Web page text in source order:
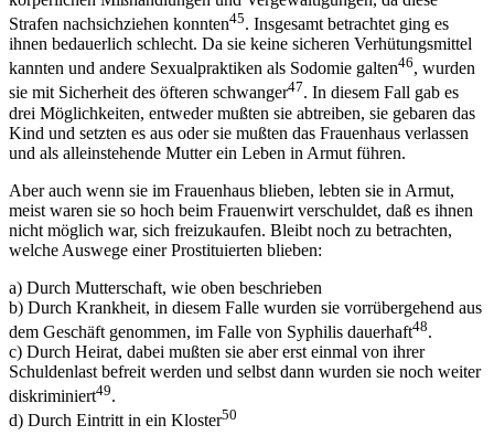
Strafen nachsichziehen konnten45. Insgesamt betrachtet ging es
ihnen bedauerlich schlecht. Da sie keine sicheren Verhütungsmittel
kannten und andere Sexualpraktiken als Sodomie galten46, wurden
sie mit Sicherheit des öfteren schwanger47. In diesem Fall gab es
drei Möglichkeiten, entweder mußten sie abtreiben, sie gebaren das
Kind und setzten es aus oder sie mußten das Frauenhaus verlassen
und als alleinstehende Mutter ein Leben in Armut führen.
Aber auch wenn sie im Frauenhaus blieben, lebten sie in Armut,
meist waren sie so hoch beim Frauenwirt verschuldet, daß es ihnen
nicht möglich war, sich freizukaufen. Bleibt noch zu betrachten,
welche Auswege einer Prostituierten blieben:
a) Durch Mutterschaft, wie oben beschrieben
b) Durch Krankheit, in diesem Falle wurden sie vorrübergehend aus
dem Geschäft genommen, im Falle von Syphilis dauerhaft48.
c) Durch Heirat, dabei mußten sie aber erst einmal von ihrer
Schuldenlast befreit werden und selbst dann wurden sie noch weiter
diskriminiert49.
d) Durch Eintritt in ein Kloster50